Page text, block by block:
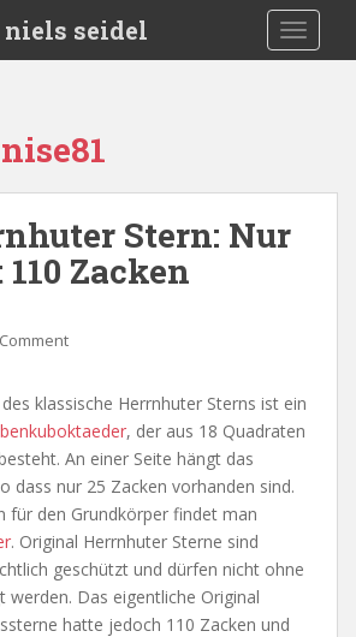
niels seidel
nise81
Stern: Nur
Zacken
klassische Herrnhuter Sterns ist ein
, der aus 18 Quadraten
An einer Seite hängt das
dass nur 25 Zacken vorhanden sind.
für den Grundkörper findet man
. Original Herrnhuter Sterne sind
geschützt und dürfen nicht ohne
werden. Das eigentliche Original
hatte jedoch 110 Zacken und